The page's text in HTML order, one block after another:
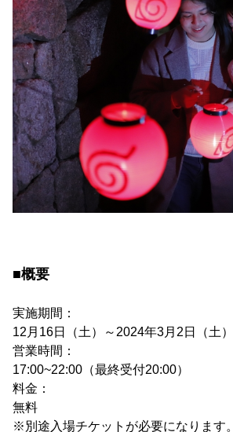
■概要
実施期間：
12月16日（土）～2024年3月2日（土）
営業時間：
17:00~22:00（最終受付20:00）
料金：
無料
※別途入場チケットが必要になります。